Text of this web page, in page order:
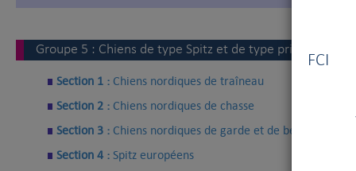
FCI
Groupe 5 : Chiens de type Spitz et de type primitif
Section 1 : Chiens nordiques de traîneau
Section 2 : Chiens nordiques de chasse
Section 3 : Chiens nordiques de garde et de berger
Section 4 : Spitz européens